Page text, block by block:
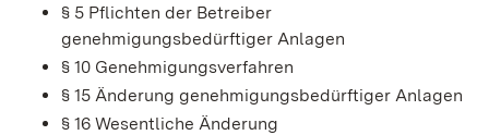
§ 5 Pflichten der Betreiber
genehmigungsbedürftiger Anlagen
§ 10 Genehmigungsverfahren
§ 15 Änderung genehmigungsbedürftiger Anlagen
§ 16 Wesentliche Änderung